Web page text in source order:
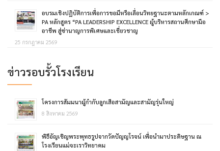
อบรมเชิงปฏิบัติการเพื่อการขอมีหรือเลื่อนวิทยฐานะตามหลักเกณฑ์ >
PA หลักสูตร “PA LEADERSHIP EXCELLENCE ผู้บริหารสถานศึกษามือ
อาชีพ สู่ซ่านาญการพิเศษและเชี่ยวชาญ
25 กรกฎาคม 2569
ข่าวรอบรั้วโรงเรียน
โครงการสัมมนาผู้กำกับลูกเสือสามัญและสามัญรุ่นใหญ่
8 สิงหาคม 2569
พิธีอัญเชิญพระพุทธรูปจากวัดปัญญโรจน์ เพื่อนำมาประดิษฐาน ณ
โรงเรียนแม่จะเราวิทยาคม